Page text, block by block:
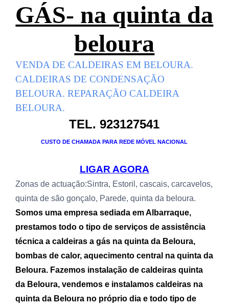
GÁS- na quinta da
beloura
VENDA DE CALDEIRAS EM BELOURA.
CALDEIRAS DE CONDENSAÇÃO
BELOURA. REPARAÇÃO CALDEIRA
BELOURA.
TEL. 923127541
CUSTO DE CHAMADA PARA REDE MÓVEL NACIONAL
LIGAR AGORA
Zonas de actuação:Sintra, Estoril, cascais, carcavelos,
quinta de são gonçalo, Parede, quinta da beloura.
Somos uma empresa sediada em Albarraque,
prestamos todo o tipo de serviços de assistência
técnica a caldeiras a gás na quinta da Beloura,
bombas de calor, aquecimento central na quinta da
Beloura. Fazemos instalação de caldeiras quinta
da Beloura, vendemos e instalamos caldeiras na
quinta da Beloura no próprio dia e todo tipo de